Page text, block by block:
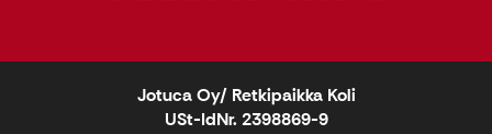
Jotuca Oy/ Retkipaikka Koli
USt-IdNr. 2398869-9